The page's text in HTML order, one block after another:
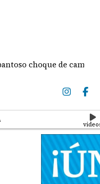
choque de camiones